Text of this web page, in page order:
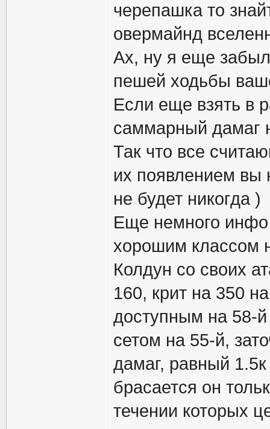
черепашка то
овермайнд
Ах, ну я еще забыл
пешей ходьбы
Если еще взять в
саммарный дамаг
Так что все
их появлением вы
не будет никогда )
Еще немного инфо
хорошим классом
Колдун со своих
160, крит на 350
доступным на 58-
сетом на 55-й,
дамаг, равный
брасается он
течении которых